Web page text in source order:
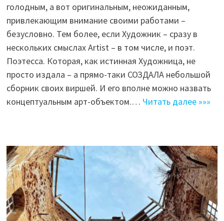
голодным, а вот оригинальным, неожиданным,
привлекающим внимание своими работами –
безусловно. Тем более, если Художник – сразу в
нескольких смыслах Artist – в том числе, и поэт.
Поэтесса. Которая, как истинная Художница, не
просто издала – а прямо-таки СОЗДАЛА небольшой
сборник своих виршей. И его вполне можно назвать
концептуальным арт-объектом.… Читать далее »»»